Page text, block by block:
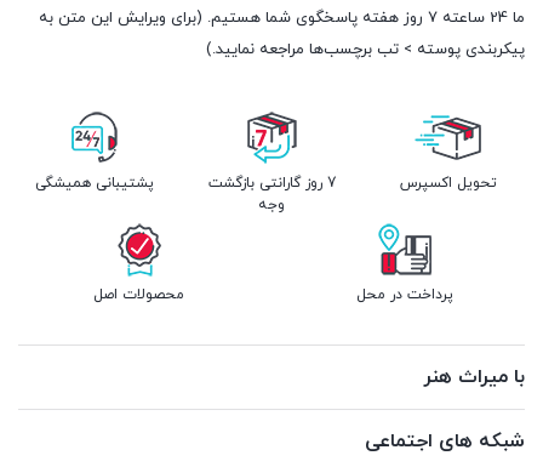
ما 24 ساعته 7 روز هفته پاسخگوی شما هستیم. (برای ویرایش این متن به
پیکربندی پوسته > تب برچسب‌ها مراجعه نمایید.)
تحویل اکسپرس
7 روز گارانتی بازگشت
وجه
پشتیبانی همیشگی
پرداخت در محل محصولات اصل
با میراث هنر
شبکه های اجتماعی